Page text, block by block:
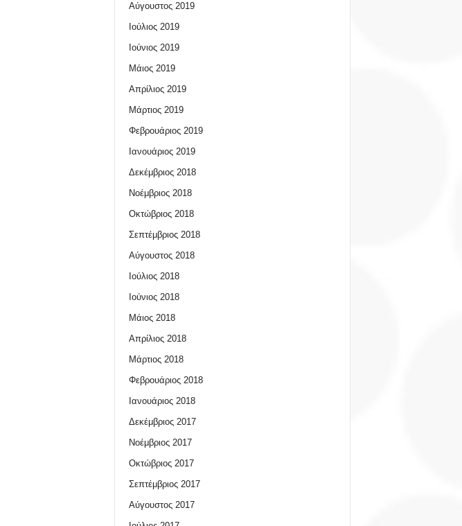
Αύγουστος 2019
Ιούλιος 2019
Ιούνιος 2019
Μάιος 2019
Απρίλιος 2019
Μάρτιος 2019
Φεβρουάριος 2019
Ιανουάριος 2019
Δεκέμβριος 2018
Νοέμβριος 2018
Οκτώβριος 2018
Σεπτέμβριος 2018
Αύγουστος 2018
Ιούλιος 2018
Ιούνιος 2018
Μάιος 2018
Απρίλιος 2018
Μάρτιος 2018
Φεβρουάριος 2018
Ιανουάριος 2018
Δεκέμβριος 2017
Νοέμβριος 2017
Οκτώβριος 2017
Σεπτέμβριος 2017
Αύγουστος 2017